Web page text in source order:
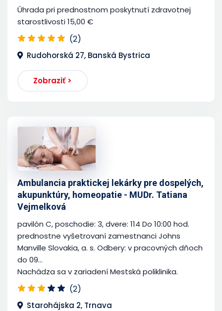
Úhrada pri prednostnom poskytnutí zdravotnej
starostlivosti 15,00 €
(2)
Rudohorská 27, Banská Bystrica
Zobraziť >
Ambulancia praktickej lekárky pre dospelých,
akupunktúry, homeopatie - MUDr. Tatiana
Vejmelková
pavilón C, poschodie: 3, dvere: 114 Do 10:00 hod.
prednostne vyšetrovaní zamestnanci Johns
Manville Slovakia, a. s. Odbery: v pracovných dňoch
do 09...
Nachádza sa v zariadení Mestská poliklinika.
(2)
Starohájska 2, Trnava